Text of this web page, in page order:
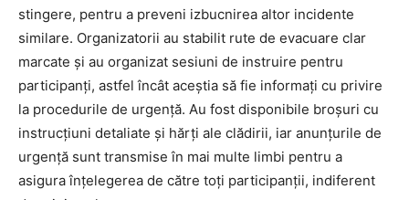
stingere, pentru a preveni izbucnirea altor incidente
similare. Organizatorii au stabilit rute de evacuare clar
marcate și au organizat sesiuni de instruire pentru
participanți, astfel încât aceștia să fie informați cu privire
la procedurile de urgență. Au fost disponibile broșuri cu
instrucțiuni detaliate și hărți ale clădirii, iar anunțurile de
urgență sunt transmise în mai multe limbi pentru a
asigura înțelegerea de către toți participanții, indiferent